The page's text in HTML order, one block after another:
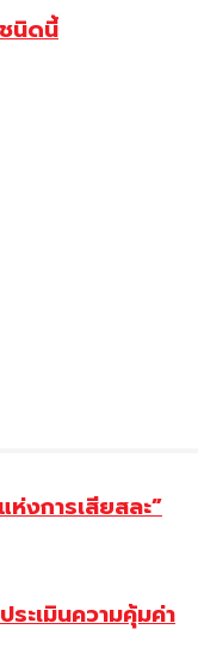
นิดนี้
งการเสียสละ”
ะเมินความคุ้มค่า